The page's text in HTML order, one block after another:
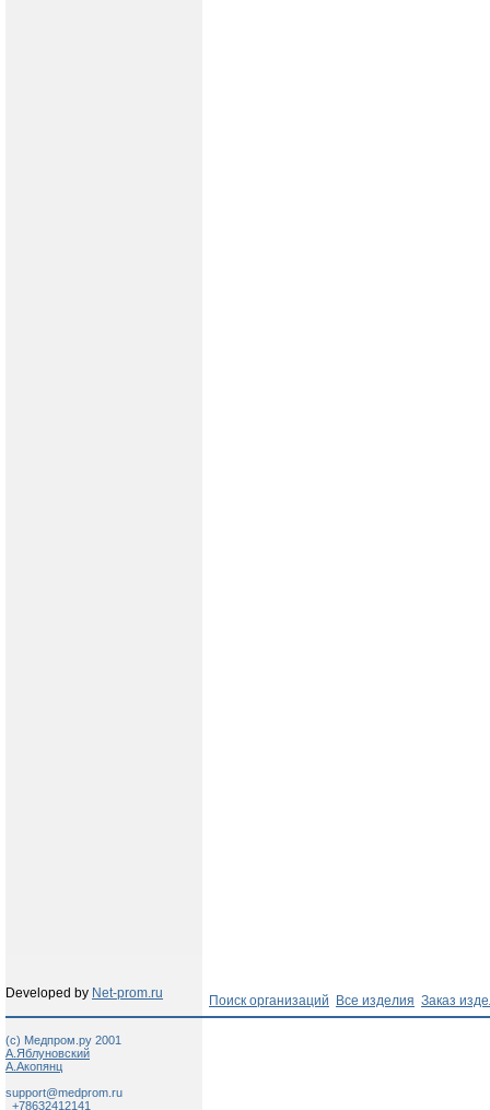
Developed by Net-prom.ru Поиск организаций Все изделия Заказ
(c) Медпром.ру 2001
А.Яблуновский
А.Акопянц
support@medprom.ru
+78632412141